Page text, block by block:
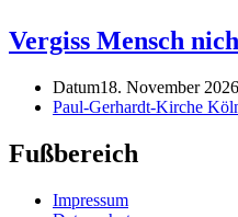
Vergiss Mensch
Datum18. November
Paul-Gerhardt-Kirche
Fußbereich
Impressum